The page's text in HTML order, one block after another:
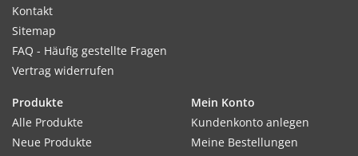
Standort:
An der Saatstelle sollte der Boden vorher tiefgründig
gelockert werden, um spätere Staunässe zu verhindern,
Ernte / Blüte:
Kontakt
Sitemap
FAQ - Häufig gestellte Fragen
Vertrag widerrufen
Produkte
Alle Produkte
Neue Produkte
Mein Konto
Kundenkonto anlegen
Meine Bestellungen